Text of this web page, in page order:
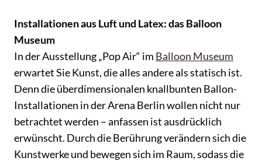
Installationen aus Luft und Latex: das Balloon
Museum
In der Ausstellung „Pop Air“ im Balloon Museum
erwartet Sie Kunst, die alles andere als statisch ist.
Denn die überdimensionalen knallbunten Ballon-
Installationen in der Arena Berlin wollen nicht nur
betrachtet werden – anfassen ist ausdrücklich
erwünscht. Durch die Berührung verändern sich die
Kunstwerke und bewegen sich im Raum, sodass die